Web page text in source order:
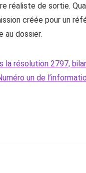
réaliste de sortie.
créée pour un
au dossier.
la résolution 2797,
un de